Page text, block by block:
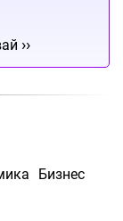
››
Бизнес